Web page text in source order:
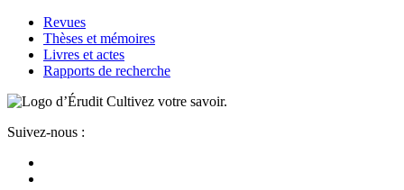
Revues
Thèses et mémoires
Livres et actes
Rapports de recherche
Cultivez votre savoir.
Suivez-nous :